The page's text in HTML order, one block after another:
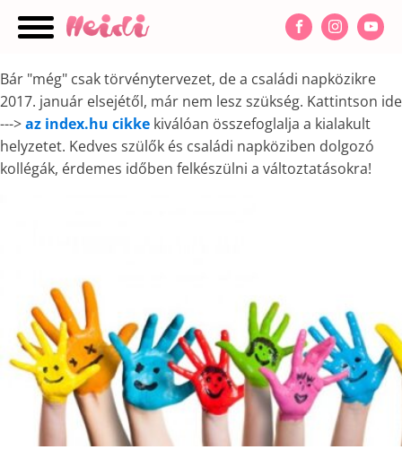
Bár "még" csak törvénytervezet, de a családi napközikre
2017. január elsejétől, már nem lesz szükség. Kattintson ide
--->az index.hu cikke kiválóan összefoglalja a kialakult
helyzetet. Kedves szülők és családi napköziben dolgozó
kollégák, érdemes időben felkészülni a változtatásokra!